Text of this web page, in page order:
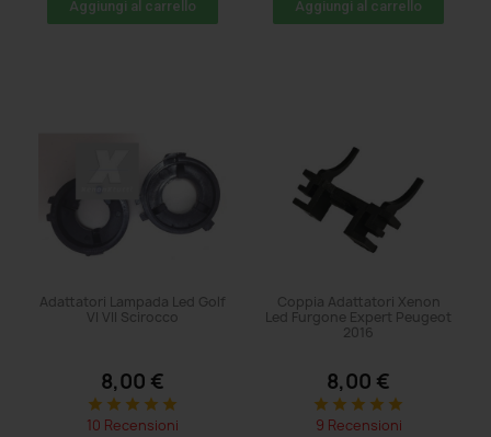
Aggiungi al carrello Aggiungi al carrello
Adattatori Lampada Led Golf
VI VII Scirocco
8,00 €
star star star star star
10 Recensioni
Coppia Adattatori Xenon
Led Furgone Expert Peugeot
2016
8,00 €
star star star star star
9 Recensioni